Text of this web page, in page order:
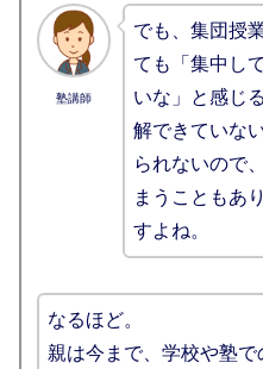
塾講師
でも、集団授
ても「集中し
いな」と感じ
解できていな
られないので
まうこともあ
すよね。
なるほど。
親は今まで、学校や塾